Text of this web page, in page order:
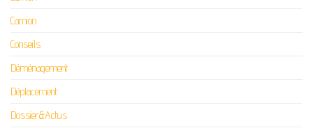
Camion
Conseils
Déménagement
Déplacement
Dossier&Actus